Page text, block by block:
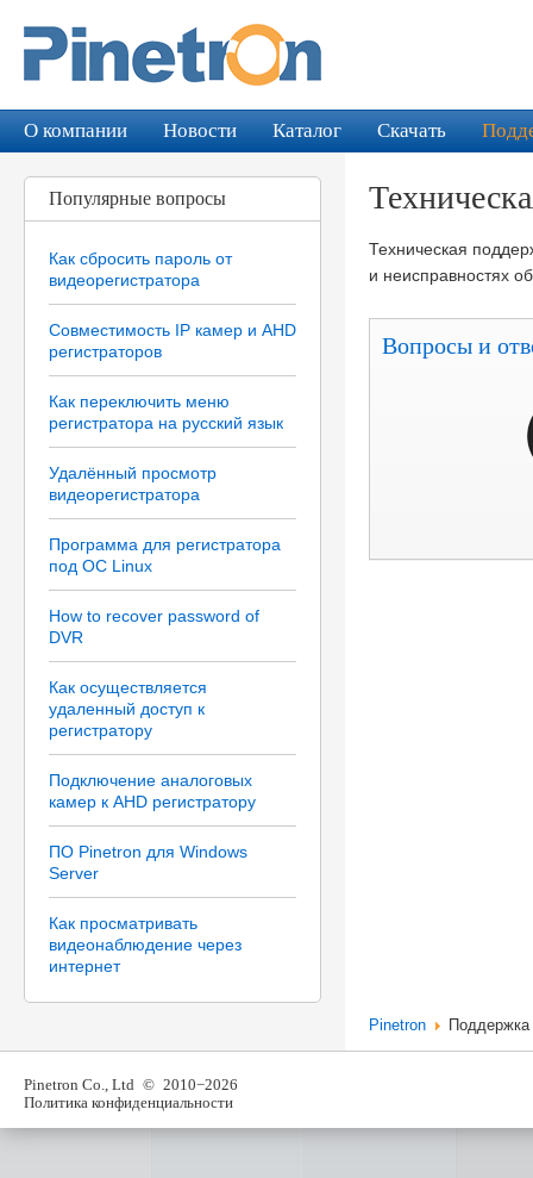
О компании Новости Каталог Скачать
Популярные вопросы
Как сбросить пароль от
видеорегистратора
Совместимость IP камер и AHD
регистраторов
Как переключить меню
регистратора на русский язык
Удалённый просмотр
видеорегистратора
Программа для регистратора
под ОС Linux
How to recover password of
DVR
Как осуществляется
удаленный доступ к
регистратору
Подключение аналоговых
камер к AHD регистратору
ПО Pinetron для Windows
Server
Как просматривать
видеонаблюдение через
интернет
Техническая
и неисправностях
Вопросы и
Pinetron Поддержка
Pinetron Co., Ltd © 2010−2026
Политика конфиденциальности